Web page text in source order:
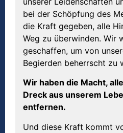
bei der Schöpfung des
die Kraft gegeben, alle
Weg zu überwinden. Wir
geschaffen, um von
Begierden beherrscht zu
Wir haben die Macht,
Dreck aus unserem
entfernen.
Und diese Kraft kommt